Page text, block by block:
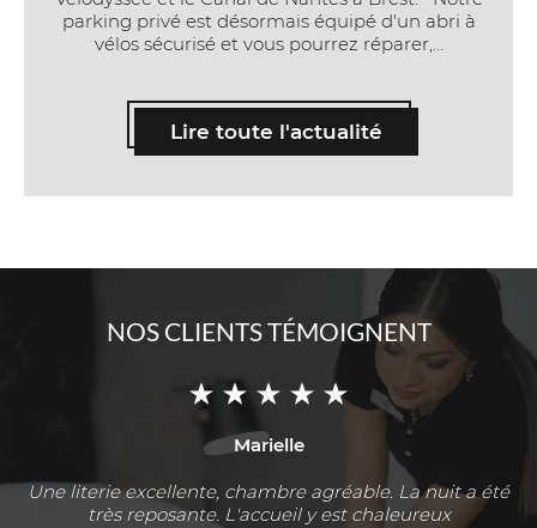
parking privé est désormais équipé d'un abri à
vélos sécurisé et vous pourrez réparer,...
Lire toute l'actualité
NOS CLIENTS TÉMOIGNENT
Marielle
Une literie excellente, chambre agréable. La nuit a été
très reposante. L'accueil y est chaleureux